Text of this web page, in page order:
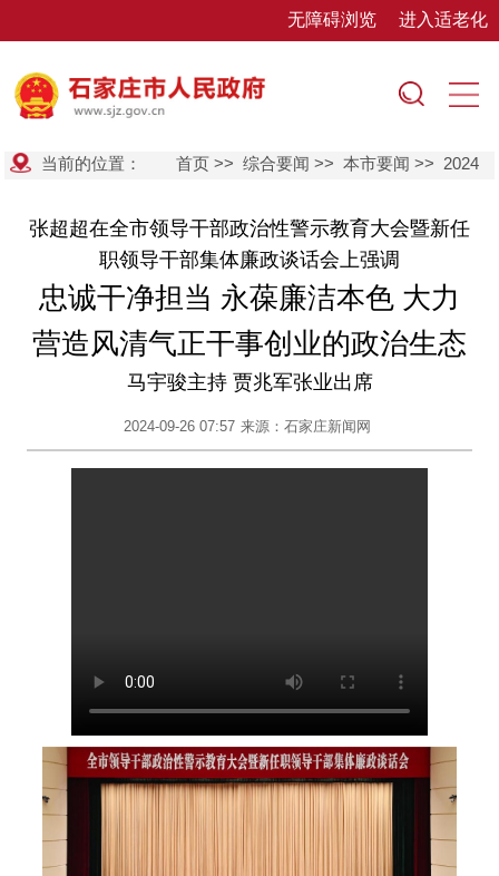
无障碍浏览 进入适老化
当前的位置： 首页 >>综合要闻 >>本市要闻 >> 2024
张超超在全市领导干部政治性警示教育大会暨新任
职领导干部集体廉政谈话会上强调
忠诚干净担当 永葆廉洁本色 大力
营造风清气正干事创业的政治生态
马宇骏主持 贾兆军张业出席
2024-09-26 07:57 来源：石家庄新闻网